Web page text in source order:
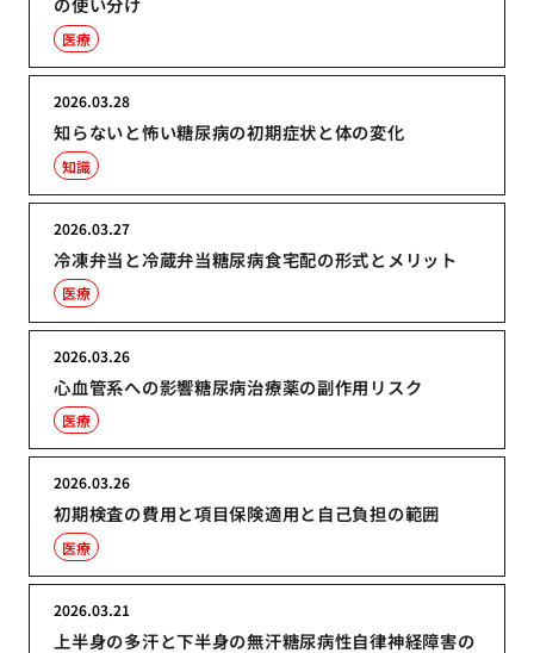
医療
知らないと怖い糖尿病の初期症状と体の変化
2026.03.28
知識
冷凍弁当と冷蔵弁当糖尿病食宅配の形式とメリット
2026.03.27
医療
心血管系への影響糖尿病治療薬の副作用リスク
2026.03.26
医療
初期検査の費用と項目保険適用と自己負担の範囲
2026.03.26
医療
上半身の多汗と下半身の無汗糖尿病性自律神経障害の
2026.03.21